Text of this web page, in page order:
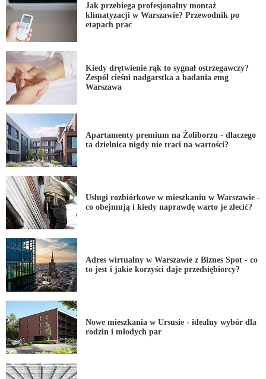
Jak przebiega profesjonalny montaż
klimatyzacji w Warszawie? Przewodnik po
etapach prac
Kiedy drętwienie rąk to sygnał ostrzegawczy?
Zespół cieśni nadgarstka a badania emg
Warszawa
Apartamenty premium na Żoliborzu - dlaczego
ta dzielnica nigdy nie traci na wartości?
Usługi rozbiórkowe w mieszkaniu w Warszawie -
co obejmują i kiedy naprawdę warto je zlecić?
Adres wirtualny w Warszawie z Biznes Spot - co
to jest i jakie korzyści daje przedsiębiorcy?
Nowe mieszkania w Ursusie - idealny wybór dla
rodzin i młodych par